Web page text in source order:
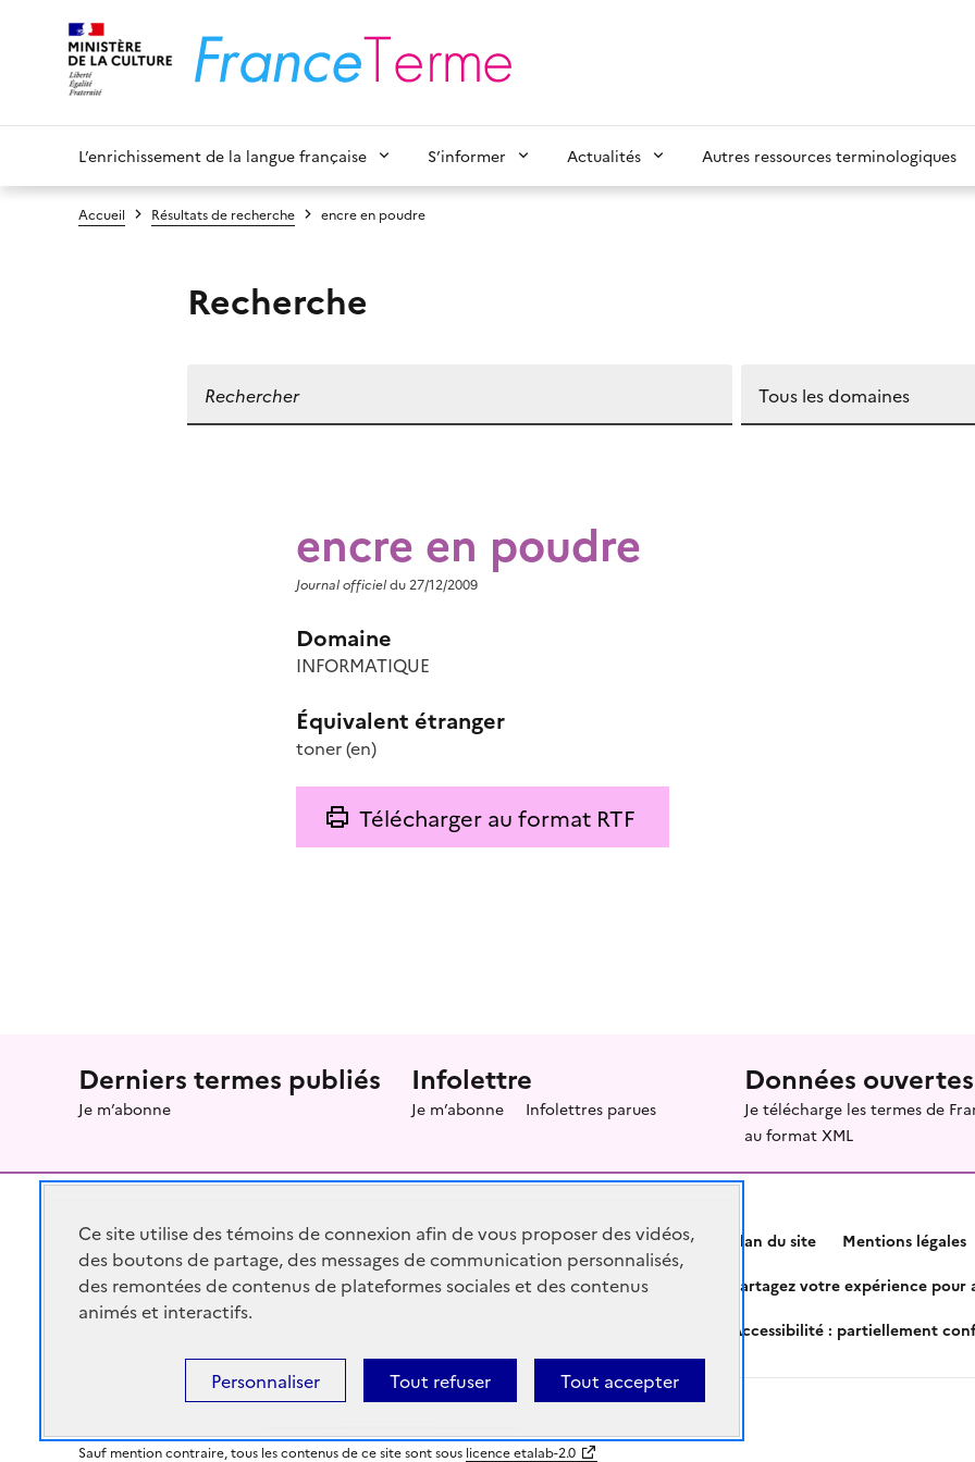
L’enrichissement de la langue française S’informer Actualités Autres ressources terminologiques
Accueil Résultats de recherche encre en poudre
Recherche
encre en poudre
Journal officieldu 27/12/2009
Domaine
INFORMATIQUE
Équivalent étranger
toner(en)
Télécharger au format RTF
Menu prefooter
Derniers termes publiés
Je m’abonne
Infolettre
Je m’abonne Infolettres parues
Données ouvertes
Je télécharge les termes de
au format XML
RÉPUBLIQUE
FRANÇAISE
Plan du site Mentions légales
Partagez votre expérience
Accessibilité : partiellement
legifrance.gouv.fr gouvernement.fr
Sauf mention contraire, tous les contenus de ce site sont sous licence etalab-2.0
Ce site utilise des témoins de connexion afin de vous proposer des vidéos,
des boutons de partage, des messages de communication personnalisés,
des remontées de contenus de plateformes sociales et des contenus
animés et interactifs.
Tout accepter
Tout refuser
Personnaliser